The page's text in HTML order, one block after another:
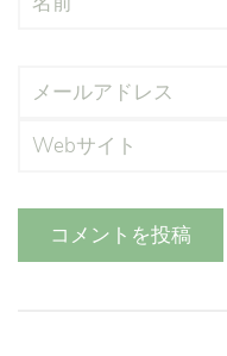
コメントを投稿